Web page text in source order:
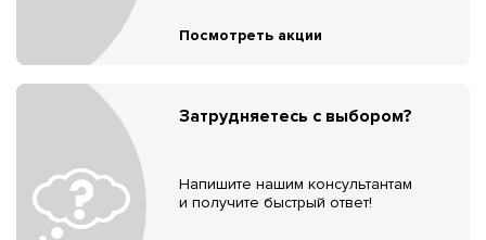
Посмотреть акции
Затрудняетесь с выбором?
Напишите нашим консультантам
и получите быстрый ответ!